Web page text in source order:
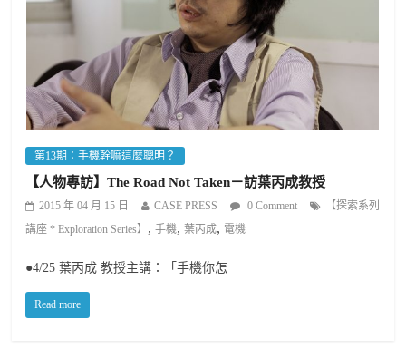
第13期：手機幹嘛這麼聰明？
【人物專訪】The Road Not Taken－訪葉丙成教授
2015 年 04 月 15 日 CASE PRESS 0 Comment
【探索系列
講座 * Exploration Series】 ,手機,葉丙成, 電機
●4/25 葉丙成 教授主講：「手機你怎
Read more